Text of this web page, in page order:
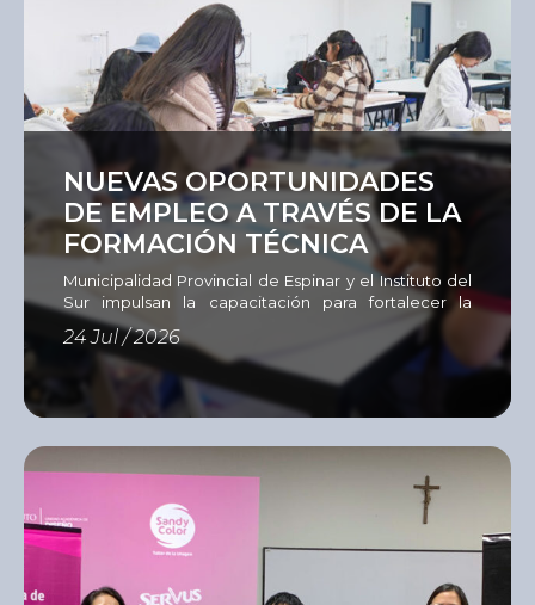
NUEVAS OPORTUNIDADES
DE EMPLEO A TRAVÉS DE LA
FORMACIÓN TÉCNICA
Municipalidad Provincial de Espinar y el Instituto del
Sur impulsan la capacitación para fortalecer la
empleabilidad La Municipalidad Provincial de
Espinar, en coordinación con el Instituto del Sur
(ISUR), desarrollan un programa de capacitación
dirigido a 60 personas en situación de
vulnerabilidad, entre jóvenes, adultos y
competencias, actualizar sus conocimientos o
aprender un […]
24 Jul / 2026